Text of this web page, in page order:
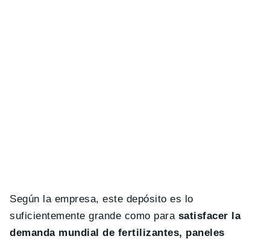
Según la empresa, este depósito es lo
suficientemente grande como para satisfacer la
demanda mundial de fertilizantes, paneles